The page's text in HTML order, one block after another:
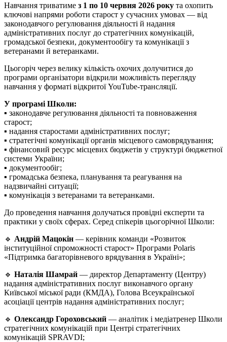
Навчання триватиме з 1 по 10 червня 2026 року та охопить
ключові напрями роботи старост у сучасних умовах — від
законодавчого регулювання діяльності й надання
адміністративних послуг до стратегічних комунікацій,
громадської безпеки, документообігу та комунікації з
ветеранами й ветеранками.
Цьогоріч через велику кількість охочих долучитися до
програми організатори відкрили можливість перегляду
навчання у форматі відкритої YouTube-трансляції.
У програмі Школи:
▪️ законодавче регулювання діяльності та повноваження
старост;
▪️ надання старостами адміністративних послуг;
▪️ стратегічні комунікації органів місцевого самоврядування;
▪️ фінансовий ресурс місцевих бюджетів у структурі бюджетної
системи України;
▪️ документообіг;
▪️ громадська безпека, планування та реагування на
надзвичайні ситуації;
▪️ комунікація з ветеранами та ветеранками.
До проведення навчання долучаться провідні експерти та
практики у своїх сферах. Серед спікерів цьогорічної Школи:
🔹 Андрій Мацокін — керівник команди «Розвиток
інституційної спроможності старост» Програми Polaris
«Підтримка багаторівневого врядування в Україні»;
🔹 Наталія Шамрай — директор Департаменту (Центру)
надання адміністративних послуг виконавчого органу
Київської міської ради (КМДА), Голова Всеукраїнської
асоціації центрів надання адміністративних послуг;
🔹 Олександр Гороховський — аналітик і медіатренер Школи
стратегічних комунікацій при Центрі стратегічних
комунікацій SPRAVDI;